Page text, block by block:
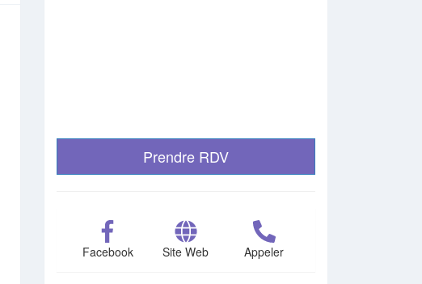
Prendre RDV
Facebook Site Web Appeler